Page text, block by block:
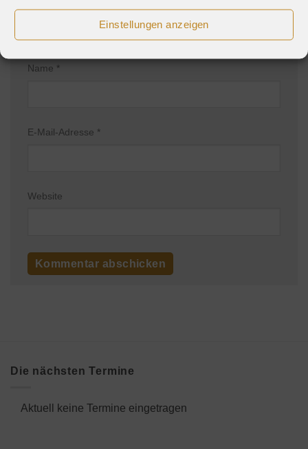
Einstellungen anzeigen
Name *
E-Mail-Adresse *
Website
Die nächsten Termine
Aktuell keine Termine eingetragen